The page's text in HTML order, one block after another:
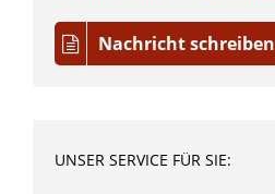
Nachricht schreiben
UNSER SERVICE FÜR SIE: